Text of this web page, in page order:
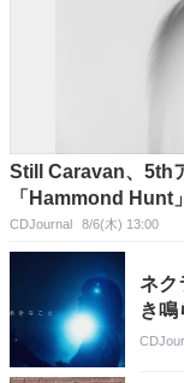
Still Caravan、5th
「Hammond Hunt
CDJournal 8/6(木) 13:00
ネク
き鳴